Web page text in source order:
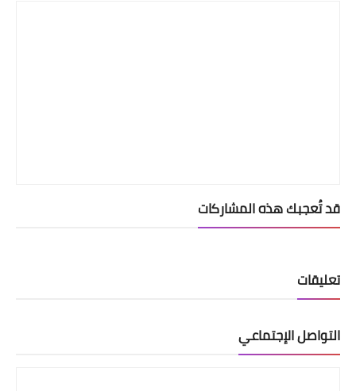
قد تُعجبك هذه المشاركات
تعليقات
التواصل الإجتماعي